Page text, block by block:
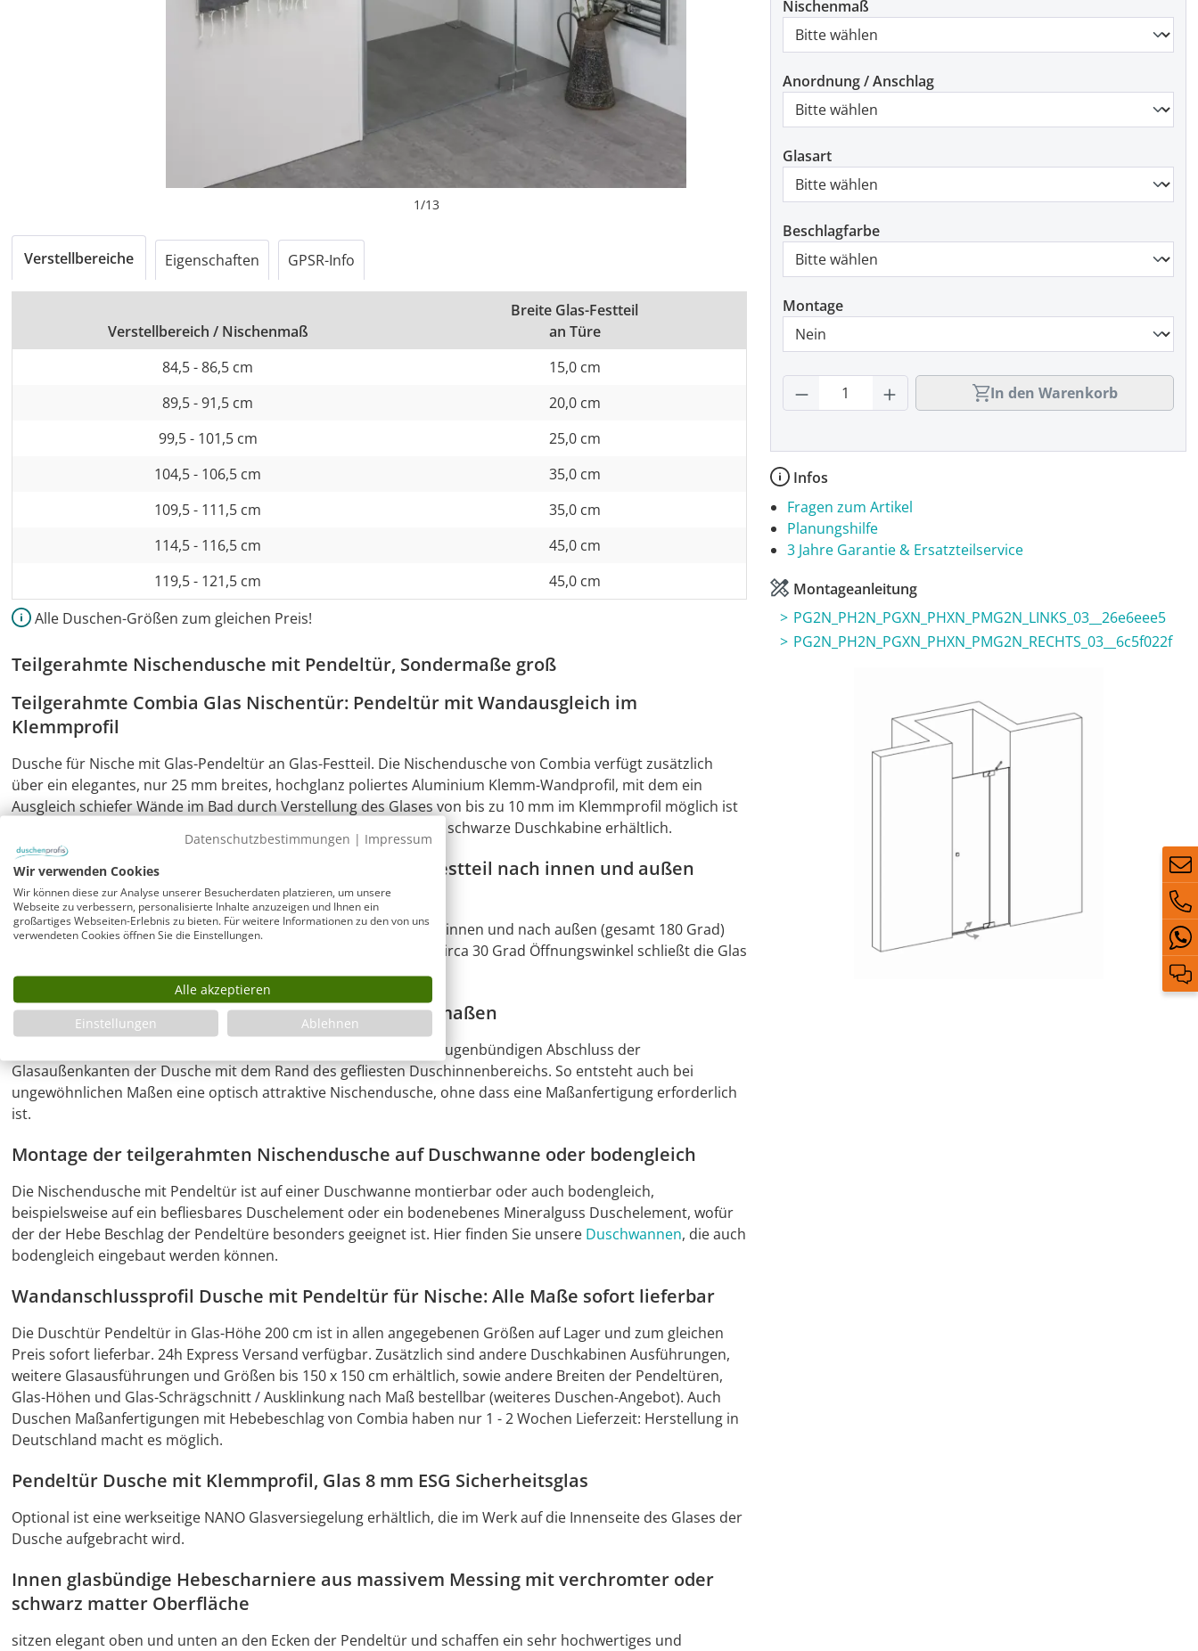
1/13
Nischenmaß
Anordnung / Anschlag
Glasart
Beschlagfarbe
Montage
Produkt Anzahl: Gib den gewünschten
In den Warenkorb
Infos
Fragen zum Artikel
Planungshilfe
3 Jahre Garantie & Ersatzteilservice
Montageanleitung
PG2N_PH2N_PGXN_PHXN_PMG2N_LINKS_03__26e6eee5
PG2N_PH2N_PGXN_PHXN_PMG2N_RECHTS_03__6c5f022f
Verstellbereiche Eigenschaften GPSR-Info
Verstellbereich / Nischenmaß
Breite Glas-Festteil
an Türe
84,5 - 86,5 cm
15,0 cm
89,5 - 91,5 cm
20,0 cm
99,5 - 101,5 cm
25,0 cm
104,5 - 106,5 cm
35,0 cm
109,5 - 111,5 cm
35,0 cm
114,5 - 116,5 cm
45,0 cm
119,5 - 121,5 cm
45,0 cm
Alle Duschen-Größen zum gleichen Preis!
Teilgerahmte Nischendusche mit Pendeltür, Sondermaße groß
Teilgerahmte Combia Glas Nischentür: Pendeltür mit Wandausgleich im
Klemmprofil
Dusche für Nische mit Glas-Pendeltür an Glas-Festteil. Die Nischendusche von Combia verfügt zusätzlich
über ein elegantes, nur 25 mm breites, hochglanz poliertes Aluminium Klemm-Wandprofil, mit dem ein
Ausgleich schiefer Wände im Bad durch Verstellung des Glases von bis zu 10 mm im Klemmprofil möglich ist
(Wandauflagefläche ca. 16 mm breit). Auch im Industrial Style als schwarze Duschkabine erhältlich.
Wandprofil Dusche für Nische mit Pendeltür an Festteil nach innen und außen
öffnend
Die Pendeltür schließt mit einem Magnetverschluss, öffnet nach innen und nach außen (gesamt 180 Grad)
und kann auch in geöffneter Tür-Position belassen werden. Bis circa 30 Grad Öffnungswinkel schließt die Glas
Pendeltür automatisch.
Duschtür Nische mit Pendeltür in großen Sondermaßen
Die zusätzlichen, speziellen großen Glasmaße ermöglichen den fugenbündigen Abschluss der
Glasaußenkanten der Dusche mit dem Rand des gefliesten Duschinnenbereichs. So entsteht auch bei
ungewöhnlichen Maßen eine optisch attraktive Nischendusche, ohne dass eine Maßanfertigung erforderlich
ist.
Montage der teilgerahmten Nischendusche auf Duschwanne oder bodengleich
Die Nischendusche mit Pendeltür ist auf einer Duschwanne montierbar oder auch bodengleich,
beispielsweise auf ein befliesbares Duschelement oder ein bodenebenes Mineralguss Duschelement, wofür
der der Hebe Beschlag der Pendeltüre besonders geeignet ist. Hier finden Sie unsere Duschwannen, die auch
bodengleich eingebaut werden können.
Wandanschlussprofil Dusche mit Pendeltür für Nische: Alle Maße sofort lieferbar
Die Duschtür Pendeltür in Glas-Höhe 200 cm ist in allen angegebenen Größen auf Lager und zum gleichen
Preis sofort lieferbar. 24h Express Versand verfügbar. Zusätzlich sind andere Duschkabinen Ausführungen,
weitere Glasausführungen und Größen bis 150 x 150 cm erhältlich, sowie andere Breiten der Pendeltüren,
Glas-Höhen und Glas-Schrägschnitt / Ausklinkung nach Maß bestellbar (weiteres Duschen-Angebot). Auch
Duschen Maßanfertigungen mit Hebebeschlag von Combia haben nur 1 - 2 Wochen Lieferzeit: Herstellung in
Deutschland macht es möglich.
Pendeltür Dusche mit Klemmprofil, Glas 8 mm ESG Sicherheitsglas
Optional ist eine werkseitige NANO Glasversiegelung erhältlich, die im Werk auf die Innenseite des Glases der
Dusche aufgebracht wird.
Innen glasbündige Hebescharniere aus massivem Messing mit verchromter oder
schwarz matter Oberfläche
sitzen elegant oben und unten an den Ecken der Pendeltür und schaffen ein sehr hochwertiges und
Datenschutzbestimmungen | Impressum
Wir verwenden Cookies
Wir können diese zur Analyse unserer Besucherdaten platzieren, um unsere
Webseite zu verbessern, personalisierte Inhalte anzuzeigen und Ihnen ein
großartiges Webseiten-Erlebnis zu bieten. Für weitere Informationen zu den von uns
verwendeten Cookies öffnen Sie die Einstellungen.
Alle akzeptieren
Einstellungen
Ablehnen